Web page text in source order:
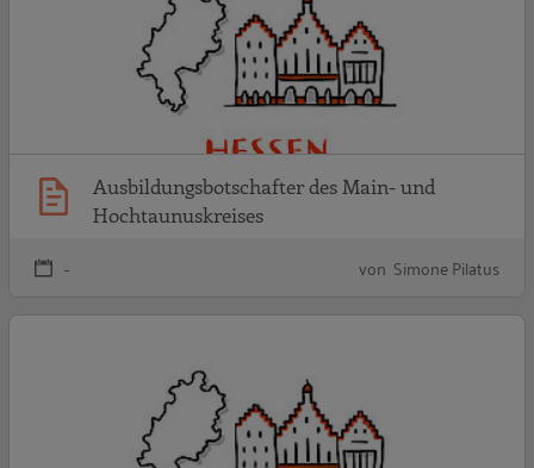
Ausbildungsbotschafter des Main- und
Hochtaunuskreises
- von Simone Pilatus